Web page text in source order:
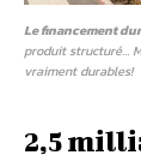
Le financement
produit structuré…
vraiment durables!
2,5